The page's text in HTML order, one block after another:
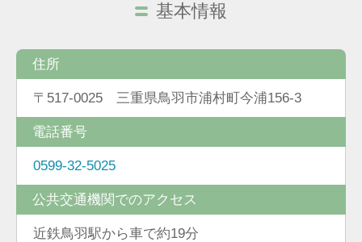
基本情報
住所
〒517-0025 三重県鳥羽市浦村町今浦156-3
電話番号
0599-32-5025
公共交通機関でのアクセス
近鉄鳥羽駅から車で約19分